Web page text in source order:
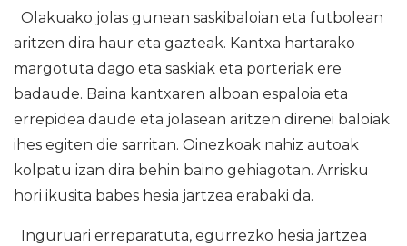
Olakuako jolas gunean saskibaloian eta futbolean
aritzen dira haur eta gazteak. Kantxa hartarako
margotuta dago eta saskiak eta porteriak ere
badaude. Baina kantxaren alboan espaloia eta
errepidea daude eta jolasean aritzen direnei baloiak
ihes egiten die sarritan. Oinezkoak nahiz autoak
kolpatu izan dira behin baino gehiagotan. Arrisku
hori ikusita babes hesia jartzea erabaki da.
Inguruari erreparatuta, egurrezko hesia jartzea